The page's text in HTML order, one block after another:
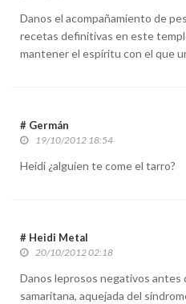
Danos el acompañamiento de
recetas definitivas en este
mantener el espíritu con el que
# Germán
19/10/2012 18:54
Heidi ¿alguien te come el tarro?
# Heidi Metal
20/10/2012 02:18
Danos leprosos negativos antes
samaritana, aquejada del